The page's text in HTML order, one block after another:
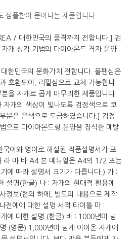
심플함이 묻어나는 제품입니다.